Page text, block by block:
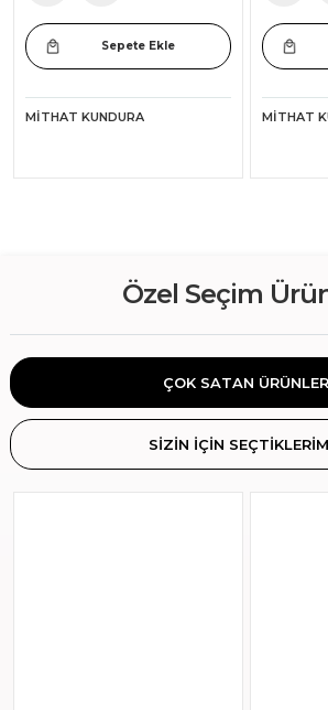
Sepete Ekle
MITHAT KUNDURA MITHAT
Özel Seçim
ÇOK SATAN ÜRÜNLER
SİZİN İÇİN